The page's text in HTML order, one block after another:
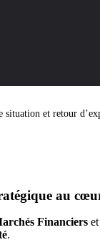
et retour
au
Financiers
.